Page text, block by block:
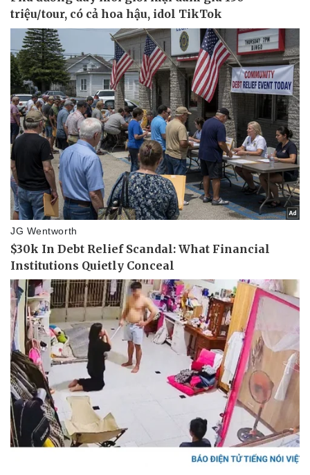
Tỷ giá
Chứng khoán
Giá cà phê